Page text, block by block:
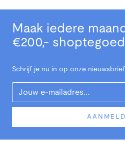
Maak iedere
€200,- shoptegoed
Schrijf je nu in op onze
Your Email